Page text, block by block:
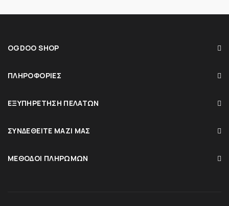
OGDOO SHOP
ΠΛΗΡΟΦΟΡΊΕΣ
ΕΞΥΠΗΡΈΤΗΣΗ ΠΕΛΑΤΏΝ
ΣΥΝΔΕΘΕΊΤΕ ΜΑΖΊ ΜΑΣ
ΜΈΘΟΔΟΙ ΠΛΗΡΩΜΏΝ